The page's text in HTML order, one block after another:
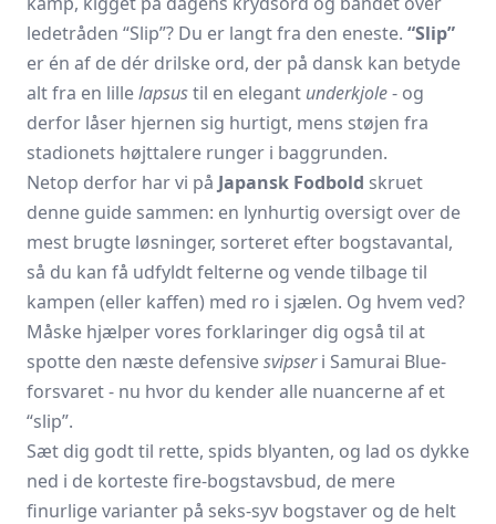
lede­tråden “Slip”? Du er langt fra den eneste. “Slip”
er én af de dér drilske ord, der på dansk kan betyde
alt fra en lillelapsustil en elegant underkjole- og
derfor låser hjernen sig hurtigt, mens støjen fra
stadionets højttalere runger i baggrunden.
Netop derfor har vi på Japansk Fodbold skruet
denne guide sammen: en lynhurtig oversigt over de
mest brugte løsninger, sorteret efter bogstavantal,
så du kan få udfyldt felterne og vende tilbage til
kampen (eller kaffen) med ro i sjælen. Og hvem ved?
Måske hjælper vores forklaringer dig også til at
spotte den næste defensivesvipseri Samurai Blue-
forsvaret - nu hvor du kender alle nuancerne af et
“slip”.
Sæt dig godt til rette, spids blyanten, og lad os dykke
ned i de korteste fire-bogstavsbud, de mere
finurlige varianter på seks-syv bogstaver og de helt